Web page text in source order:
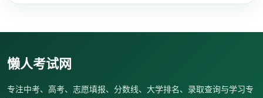
懒人考试网
专注中考、高考、志愿填报、分数线、大学排名、录取查询与学习专